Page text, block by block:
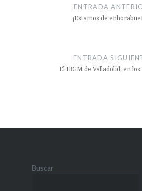
ENTRADA
¡Estamos de
ENTRADA
El IBGM de Valladolid, en
Buscar